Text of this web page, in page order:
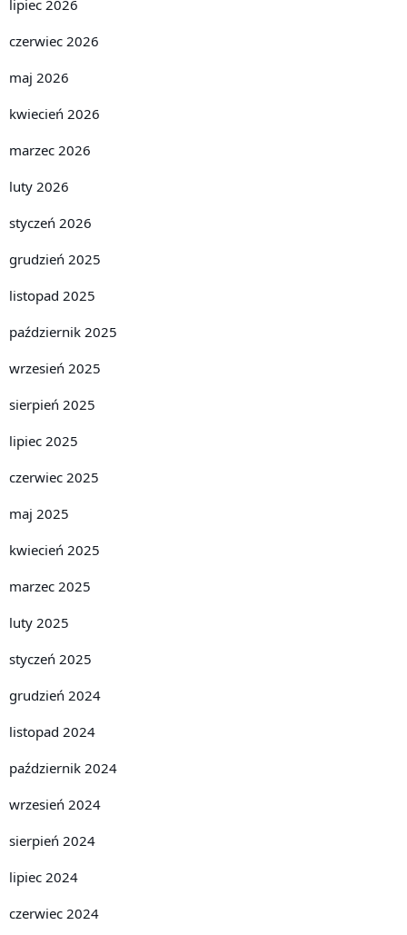
lipiec 2026
czerwiec 2026
maj 2026
kwiecień 2026
marzec 2026
luty 2026
styczeń 2026
grudzień 2025
listopad 2025
październik 2025
wrzesień 2025
sierpień 2025
lipiec 2025
czerwiec 2025
maj 2025
kwiecień 2025
marzec 2025
luty 2025
styczeń 2025
grudzień 2024
listopad 2024
październik 2024
wrzesień 2024
sierpień 2024
lipiec 2024
czerwiec 2024